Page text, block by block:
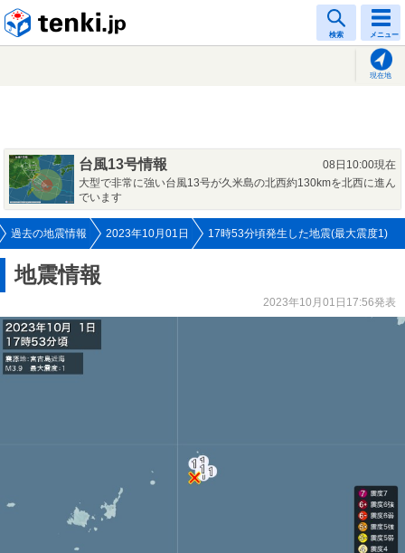
検索 メニュー
現在地
台風13号情報
08日10:00現在
大型で非常に強い台風13号が久米島の北西約130kmを北西に進ん
でいます
過去の地震情報 2023年10月01日 17時53分頃発生した地震(最大震度1)
地震情報
2023年10月01日17:56発表